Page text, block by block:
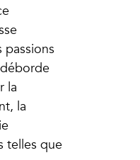
passions
la
la
telles que